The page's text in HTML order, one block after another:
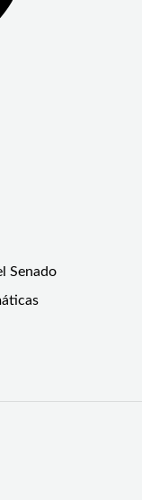
Senado